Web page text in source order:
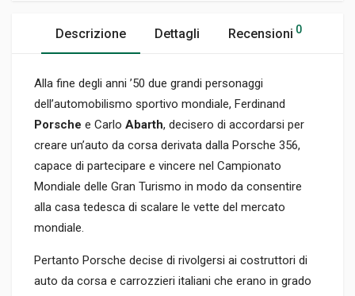
Descrizione Dettagli Recensioni 0
Alla fine degli anni ’50 due grandi personaggi
dell’automobilismo sportivo mondiale, Ferdinand
Porsche e Carlo Abarth, decisero di accordarsi per
creare un’auto da corsa derivata dalla Porsche 356,
capace di partecipare e vincere nel Campionato
Mondiale delle Gran Turismo in modo da consentire
alla casa tedesca di scalare le vette del mercato
mondiale.
Pertanto Porsche decise di rivolgersi ai costruttori di
auto da corsa e carrozzieri italiani che erano in grado